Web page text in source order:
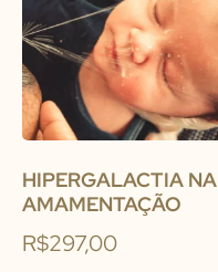
HIPERGALACTIA NA
AMAMENTAÇÃO
R$297,00